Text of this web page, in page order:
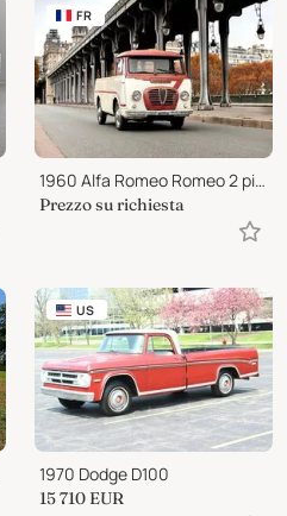
FR
1960 Alfa Romeo Romeo 2 pick-up Autocarro
Prezzo su richiesta
US
1970 Dodge D100
15 710 EUR